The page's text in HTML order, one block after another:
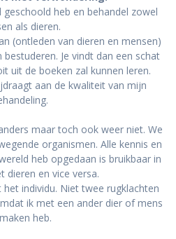
heb en behandel zowel
als dieren.
(ontleden van dieren en mensen)
Je vindt dan een schat
uit de boeken zal kunnen leren.
aan de kwaliteit van mijn
maar toch ook weer niet. We
organismen. Alle kennis en
heb opgedaan is bruikbaar in
dieren en vice versa.
individu. Niet twee rugklachten
ik met een ander dier of mens
heb.